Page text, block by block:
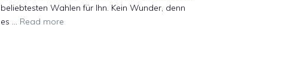
beliebtesten Wahlen für Ihn. Kein Wunder, denn
es … Read more